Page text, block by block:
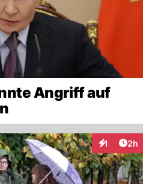
Angriff auf
1 2h